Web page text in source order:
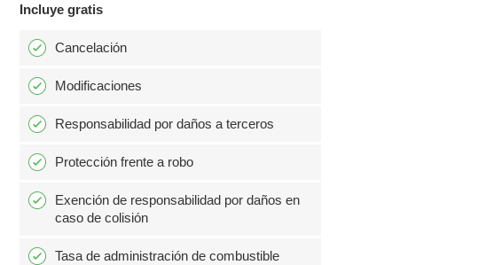
Incluye gratis
Cancelación
Modificaciones
Responsabilidad por daños a terceros
Protección frente a robo
Exención de responsabilidad por daños en
caso de colisión
Tasa de administración de combustible